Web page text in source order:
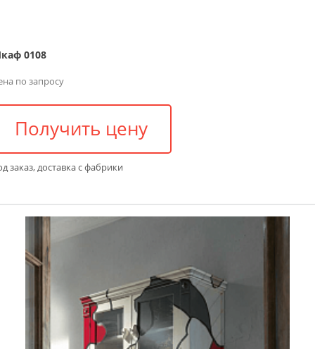
0108
по запросу
Получить цену
заказ, доставка с фабрики